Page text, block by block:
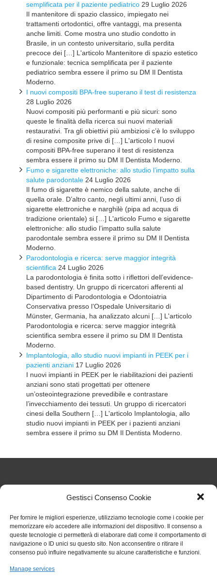
Gestisci Consenso Cookie
Per fornire le migliori esperienze, utilizziamo tecnologie come i cookie per
memorizzare e/o accedere alle informazioni del dispositivo. Il consenso a
queste tecnologie ci permetterà di elaborare dati come il comportamento di
navigazione o ID unici su questo sito. Non acconsentire o ritirare il
consenso può influire negativamente su alcune caratteristiche e funzioni.
Manage services
semplificata per il paziente pediatrico 29 Luglio 2026
Il mantenitore di spazio classico, impiegato nei
trattamenti ortodontici, offre vantaggi, ma presenta
anche limiti. Come mostra uno studio condotto in
Brasile, in un contesto universitario, sulla perdita
precoce dei […] L'articolo Mantenitore di spazio estetico
e funzionale: tecnica semplificata per il paziente
pediatrico sembra essere il primo su DM Il Dentista
Moderno.
I nuovi compositi BPA-free superano il test di resistenza
28 Luglio 2026
Nuovi compositi più performanti e più sicuri: sono
queste le finalità della ricerca sui nuovi materiali
restaurativi. Tra gli obiettivi più ambiziosi c’è lo sviluppo
di resine composite prive di […] L'articolo I nuovi
compositi BPA-free superano il test di resistenza
sembra essere il primo su DM Il Dentista Moderno.
Fumo e sigarette elettroniche: allo studio l’impatto sulla
salute parodontale 24 Luglio 2026
Il fumo di sigarette è nemico della salute, anche di
quella orale. D’altro canto, negli ultimi anni, l’uso di
sigarette elettroniche e narghilè (pipa ad acqua di
tradizione orientale) si […] L'articolo Fumo e sigarette
elettroniche: allo studio l’impatto sulla salute
parodontale sembra essere il primo su DM Il Dentista
Moderno.
Parodontologia e ricerca: serve maggior integrità
scientifica 24 Luglio 2026
La parodontologia è finita sotto i riflettori dell’evidence-
based dentistry. Un gruppo di ricercatori afferenti al
Dipartimento di Parodontologia e Odontoiatria
Conservativa presso l’Ospedale Universitario di
Münster, Germania, ha analizzato alcuni […] L'articolo
Parodontologia e ricerca: serve maggior integrità
scientifica sembra essere il primo su DM Il Dentista
Moderno.
Implantologia, allo studio nuovi impianti in PEEK per i
pazienti anziani 17 Luglio 2026
I nuovi impianti in PEEK per le riabilitazioni dei pazienti
anziani sono stati progettati per ottenere
un’osteointegrazione prevedibile e contrastare
l’invecchiamento dei tessuti. Un gruppo di ricercatori
cinesi della Southern […] L'articolo Implantologia, allo
studio nuovi impianti in PEEK per i pazienti anziani
sembra essere il primo su DM Il Dentista Moderno.
Articoli Recenti
Nuove regole sul TFR dal 1° luglio 2026: cosa cambia
per gli studi odontoiatrici 27 Luglio 2026
Chiarimenti sull’obbligo formativo ECM relativo al
triennio 2023 2025 27 Luglio 2026
Circolare 006 aggiornamenti RENTRI
Rinvio termini per obbligo stipula polizza per eventi